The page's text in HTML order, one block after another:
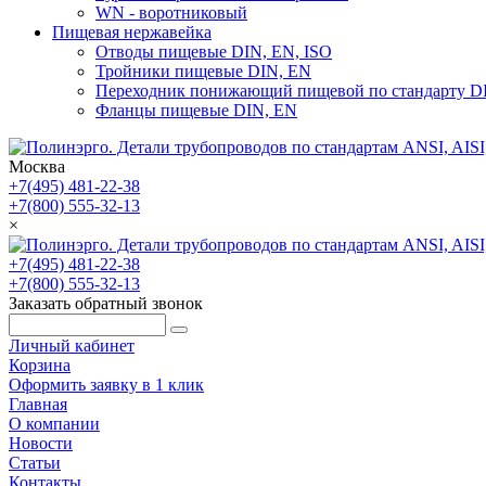
WN - воротниковый
Пищевая нержавейка
Отводы пищевые DIN, EN, ISO
Тройники пищевые DIN, EN
Переходник понижающий пищевой по стандарту
Фланцы пищевые DIN, EN
Москва
+7(495) 481-22-38
+7(800) 555-32-13
×
+7(495) 481-22-38
+7(800) 555-32-13
Заказать обратный звонок
Личный кабинет
Корзина
Оформить заявку в 1 клик
Главная
О компании
Новости
Статьи
Контакты